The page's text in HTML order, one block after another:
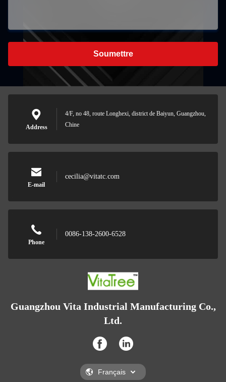
Soumettre
Address
4/F, no 48, route Longhexi, district de Baiyun, Guangzhou,
Chine
E-mail
cecilia@vitatc.com
Phone
0086-138-2600-6528
Guangzhou Vita Industrial Manufacturing Co.,
Ltd.